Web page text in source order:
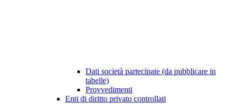
Dati società partecipate (da pubblicare in
tabelle)
Provvedimenti
Enti di diritto privato controllati